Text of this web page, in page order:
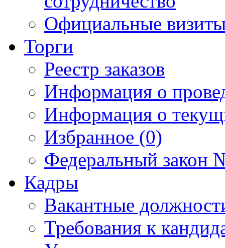
Официальные
Торги
Реестр заказов
Информация о
Информация о
Избранное (0)
Федеральный закон
Кадры
Вакантные
Требования к